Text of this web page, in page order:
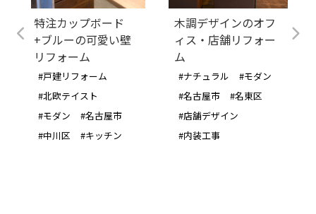
特注カップボード
+ブルーの可愛い壁
リフォーム
#戸建リフォーム
#北欧テイスト
#モダン
#名古屋市
#中川区
#キッチン
木調デザインのオフ
ィス・店舗リフォー
ム
#ナチュラル
#モダン
#名古屋市
#名東区
#店舗デザイン
#内装工事